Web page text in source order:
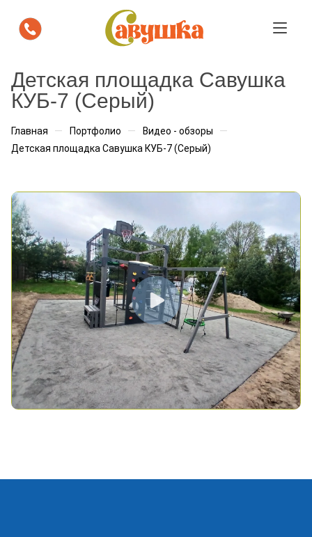
Детская площадка Савушка
КУБ-7 (Серый)
Главная — Портфолио — Видео - обзоры —
Детская площадка Савушка КУБ-7 (Серый)
Посмотрите как площадка
будет выглядеть на вашем участке
Мы бесплатно подготовим визуализацию с
расстановкой площадки. Вы сразу увидите, как она
впишется в пространство.
Телефон *
*- обязательные поля